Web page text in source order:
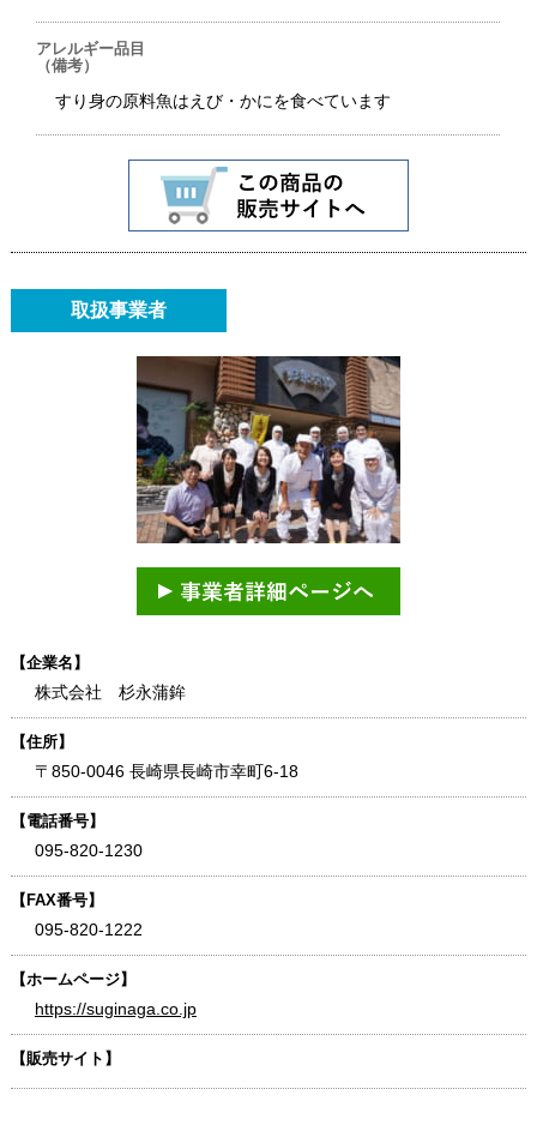
アレルギー品目
（備考）
すり身の原料魚はえび・かにを食べています
取扱事業者
【企業名】
株式会社 杉永蒲鉾
【住所】
〒850-0046 長崎県長崎市幸町6-18
【電話番号】
095-820-1230
【FAX番号】
095-820-1222
【ホームページ】
https://suginaga.co.jp
【販売サイト】